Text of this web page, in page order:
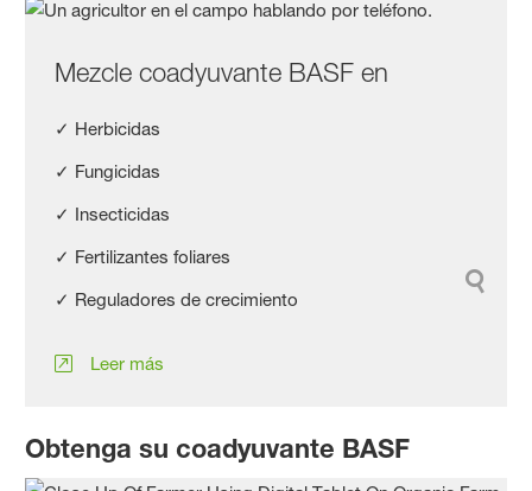
Mezcle coadyuvante BASF en
✓ Herbicidas
✓ Fungicidas
✓ Insecticidas
✓ Fertilizantes foliares
✓ Reguladores de crecimiento
Leer más
Obtenga su coadyuvante BASF